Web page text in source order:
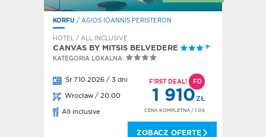
KORFU / AGIOS IOANNIS PERISTERON
HOTEL / ALL INCLUSIVE
CANVAS BY MITSIS BELVEDERE
KATEGORIA LOKALNA:
Śr 7.10.2026 / 3 dni
Wrocław / 20:00
All inclusive
F!RST DEAL! FD
1 910ZŁ
CENA KOMPLETNA / 1 OS
ZOBACZ OFERTĘ